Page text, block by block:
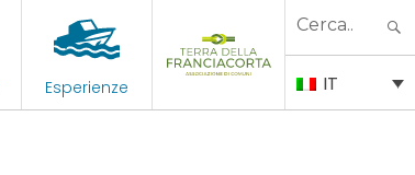
Esperienze
Search
IT